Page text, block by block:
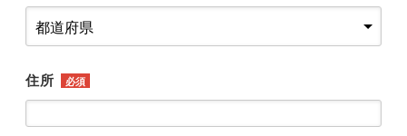
住所 必須